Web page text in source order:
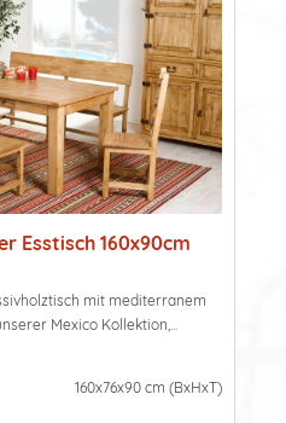
Esstisch 160x90cm
mit mediterranem
Mexico Kollektion,...
160x76x90 cm (BxHxT)